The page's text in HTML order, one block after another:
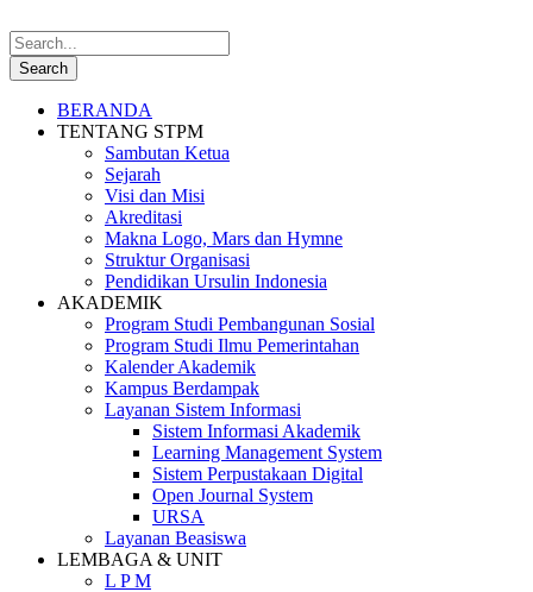
BERANDA
TENTANG STPM
Sambutan Ketua
Sejarah
Visi dan Misi
Akreditasi
Makna Logo, Mars dan Hymne
Struktur Organisasi
Pendidikan Ursulin Indonesia
AKADEMIK
Program Studi Pembangunan Sosial
Program Studi Ilmu Pemerintahan
Kalender Akademik
Kampus Berdampak
Layanan Sistem Informasi
Sistem Informasi Akademik
Learning Management System
Sistem Perpustakaan Digital
Open Journal System
URSA
Layanan Beasiswa
LEMBAGA & UNIT
L P M